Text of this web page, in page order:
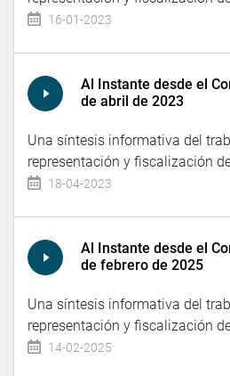
16-01-2023
Al Instante desde el
de abril de 2023
Una síntesis informativa del
representación y fiscalización
18-04-2023
Al Instante desde el
de febrero de 2025
Una síntesis informativa del
representación y fiscalización
14-02-2025